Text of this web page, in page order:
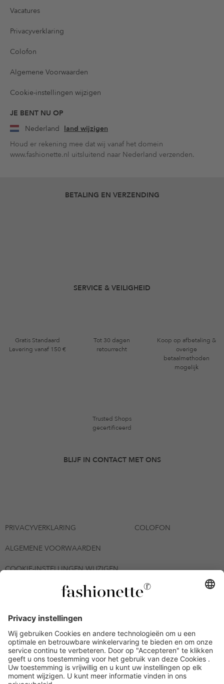
Vacatures
Privacyverklaring
Colofon
Algemene Voorwaarden
Cookie-instellingen wijzigen
JE BENT NU OP
Nederland land wijzigen
Houd er rekening mee dat wij vanaf het domein
www.fashionette.nl uitsluitend naar Nederland verzenden.
BETALING EN VERZENDING
SERVICE & VEILIGHEID
Gratis Standaard
Levering vanaf 150 €
Tot 30 dagen
retourrecht
Koop op afbetaling &
overige
betaalmethoden
mogelijk
Trusted Shops
gecertificeerd
BLIJF IN CONTACT MET ONS
PRIVACYVERKLARING COLOFON
ALGEMENE VOORWAARDEN
COOKIE-INSTELLINGEN WIJZIGEN
© 2026 - fashionette Plattform GmbH
*De kortingsbon is tot en met 12-08-2026 meerdere keren
inwisselbaar op alle artikelen op de pagina
fashionette.nl/selected-styles. De voorwaarden zoals vastgelegd in
artikel 9 van de algemene voorwaarden zijn van toepassing.
Bepaalde merken en artikelen kunnen uitgesloten zijn.
Kredietwaardigheid nodig. Alle prijzen inclusief btw en zonder